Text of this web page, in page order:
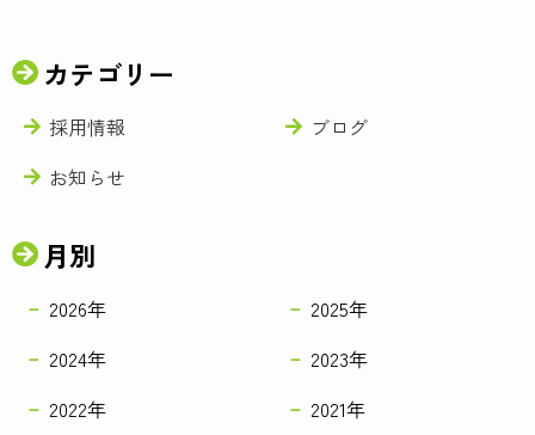
カテゴリー
採用情報
ブログ
お知らせ
月別
2026年
2025年
2024年
2023年
2022年
2021年